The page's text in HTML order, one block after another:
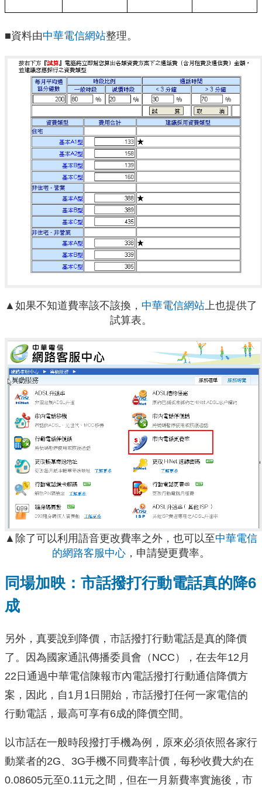
■資料由中華電信網站整理。
▲如果不知道費率該不該換， 中華電信網站 上也提供了
試算表。
▲除了可以利用語音更改費率之外，也可以至中華電信
的網路客服中心 ，申請變更費率。
同場加映：市話撥打行動電話真的降6
成
另外，真要說到降價，市話撥打行動電話是真的降價
了。因為國家通訊傳播委員會（NCC），在去年12月
22日通過中華電信陳報市內電話撥打行動通信降價方
案，因此，自1月1日開始，市話撥打任何一家電信的
行動電話，最高可享有6成的降價空間。
以市話在一般時段撥打手機為例，原來必須依照各家行
動業者的2G、3G手機不同費率計價，每秒收費大約在
0.08605元至0.11元之間，但在一月新費率實施後，市